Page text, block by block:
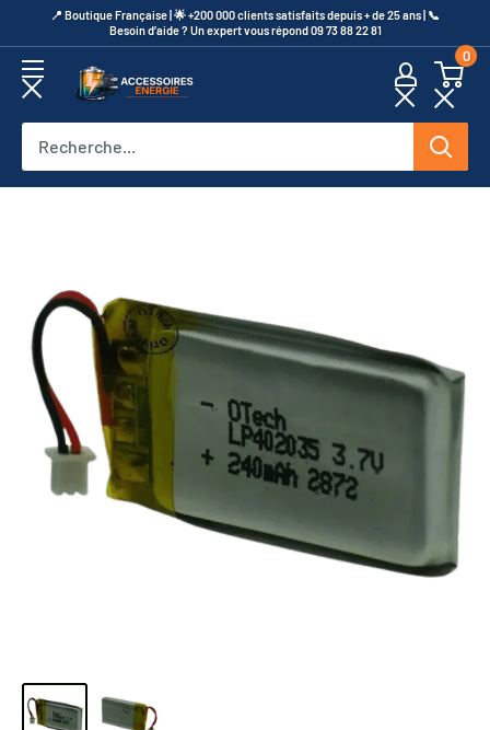
au
contenu
​📍​ Boutique Française | 🌟 +200 000 clients satisfaits depuis + de 25 ans | 📞​
Besoin d’aide ? Un expert vous répond 09 73 88 22 81
Accessoires
0